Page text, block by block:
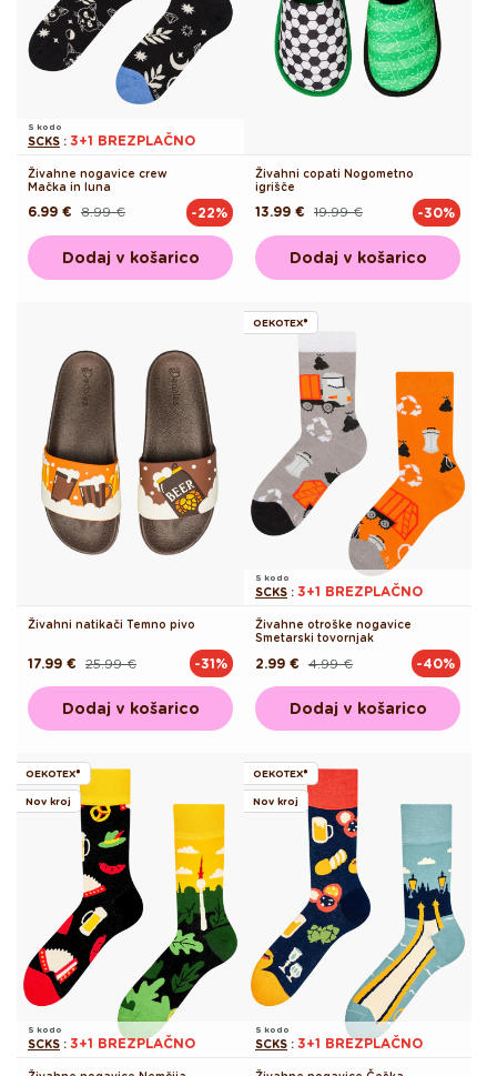
S kodo
SCKS : 3+1 BREZPLAČNO
Živahne nogavice crew
Mačka in luna
Redna 8.99 €
Akcijska
6.99 € -22%
Dodaj v košarico
Živahni copati Nogometno
igrišče
Redna
19.99 €
Akcijska
13.99 € -30%
Dodaj v košarico
Živahni natikači Temno pivo
Redna
25.99 €
Akcijska
17.99 € -31%
Dodaj v košarico
OEKOTEX®
S kodo
SCKS : 3+1 BREZPLAČNO
Živahne otroške nogavice
Smetarski tovornjak
Redna 4.99 €
Akcijska
2.99 € -40%
Dodaj v košarico
OEKOTEX®
Nov kroj
S kodo
SCKS : 3+1 BREZPLAČNO
OEKOTEX®
Nov kroj
S kodo
SCKS : 3+1 BREZPLAČNO